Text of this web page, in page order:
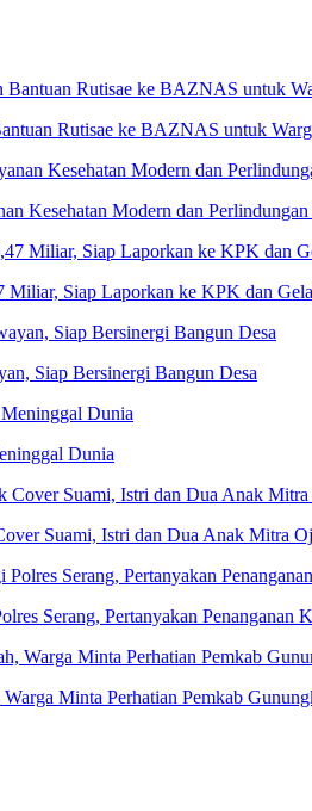
Rutisae ke BAZNAS untuk
Kesehatan Modern dan Perlindungan
Siap Laporkan ke KPK dan
Siap Bersinergi Bangun Desa
Dunia
Suami, Istri dan Dua Anak Mitra
Serang, Pertanyakan Penanganan
Minta Perhatian Pemkab